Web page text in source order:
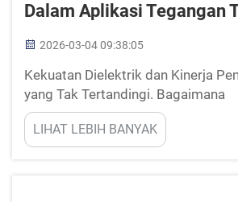
Dalam Aplikasi Tegangan
2026-03-04 09:38:05
Kekuatan Dielektrik dan Kinerja
yang Tak Tertandingi. Bagaimana
Elektronegativitas SF6
Pemadaman Busur Secara Cepat.
heksafluorida memiliki sifat luar
LIHAT LEBIH BANYAK